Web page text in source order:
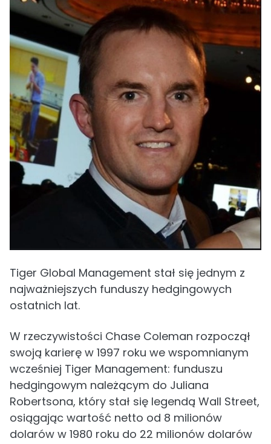
Tiger Global Management stał się jednym z
najważniejszych funduszy hedgingowych
ostatnich lat.
W rzeczywistości Chase Coleman rozpoczął
swoją karierę w 1997 roku we wspomnianym
wcześniej Tiger Management: funduszu
hedgingowym należącym do Juliana
Robertsona, który stał się legendą Wall Street,
osiągając wartość netto od 8 milionów
dolarów w 1980 roku do 22 milionów dolarów